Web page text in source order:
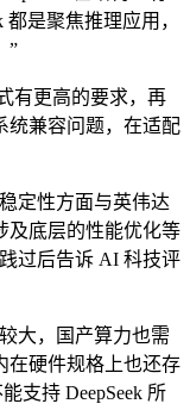
是聚焦推理应用，
”
更高的要求，再
统兼容问题，在适配
定性方面与英伟达
及底层的性能优化等
过后告诉 AI 科技评
大，国产算力也需
在硬件规格上也还存
支持 DeepSeek 所